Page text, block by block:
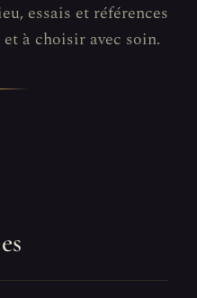
essais et références
à choisir avec soin.